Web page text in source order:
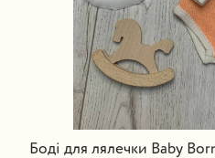
Боді для лялечки Baby